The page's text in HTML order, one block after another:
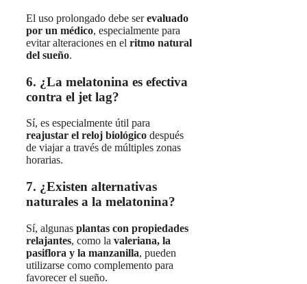
El uso prolongado debe serevaluado
por un médico, especialmente para
evitar alteraciones en el ritmo natural
del sueño.
6. ¿La melatonina es efectiva
contra el jet lag?
Sí, es especialmente útil para
reajustar el reloj biológico después
de viajar a través de múltiples zonas
horarias.
7. ¿Existen alternativas
naturales a la melatonina?
Sí, algunas plantas con propiedades
relajantes, como la valeriana, la
pasiflora y la manzanilla, pueden
utilizarse como complemento para
favorecer el sueño.